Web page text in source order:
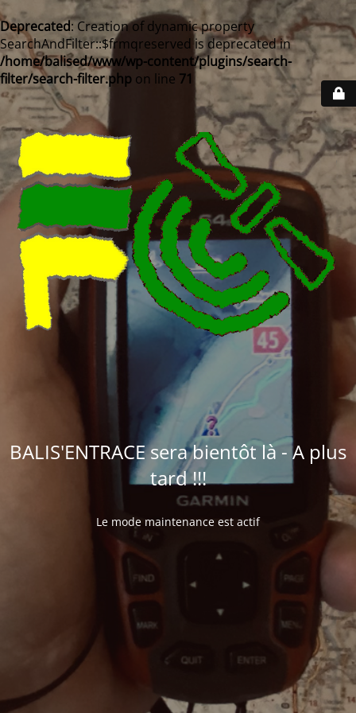
Deprecated: Creation of dynamic property
SearchAndFilter::$frmqreserved is deprecated in
/home/balised/www/wp-content/plugins/search-
filter/search-filter.php on line 71
BALIS'ENTRACE sera bientôt là - A plus
tard !!!
Le mode maintenance est actif